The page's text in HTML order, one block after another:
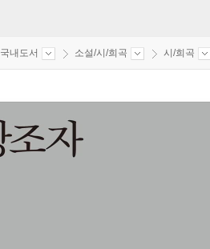
국내도서 소설/시/희곡 시/희곡